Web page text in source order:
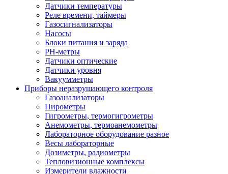
Датчики температуры
Реле времени, таймеры
Газосигнализаторы
Насосы
Блоки питания и заряда
PH-метры
Датчики оптические
Датчики уровня
Вакуумметры
Приборы неразрушающего контроля
Газоанализаторы
Пирометры
Гигрометры, термогигрометры
Анемометры, термоанемометры
Лабораторное оборудование разное
Весы лабораторные
Дозиметры, радиометры
Тепловизионные комплексы
Измерители влажности